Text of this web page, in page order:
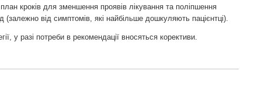
кроків для зменшення проявів лікування та поліпшення
(залежно від симптомів, які найбільше дошкуляють пацієнтці).
у разі потреби в рекомендації вносяться корективи.